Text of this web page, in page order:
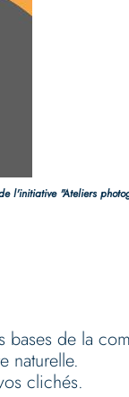
l'initiative "Ateliers
bases de la
naturelle.
clichés.